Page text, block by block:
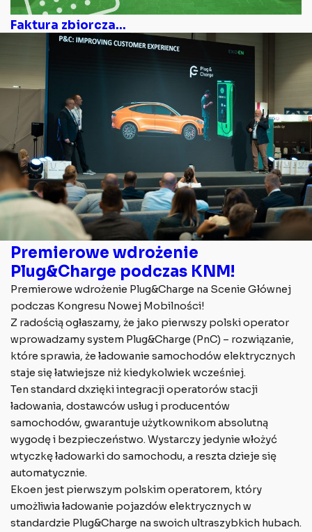
Faktura zbiorcza...
Premierowe wdrożenie
Plug&Charge podczas KNM!
Premierowe wdrożenie Plug&Charge na Scenie Głównej
podczas Kongresu Nowej Mobilności!
Z radością ogłaszamy, że jako pierwszy polski operator
wprowadzamy system Plug&Charge (PnC) – rozwiązanie,
które sprawia, że ładowanie samochodów elektrycznych
staje się łatwiejsze niż kiedykolwiek wcześniej.
Ten standard dxzięki integracji operatorów stacji
ładowania, dostawców usług i producentów
samochodów, gwarantuje użytkownikom absolutną
wygodę i bezpieczeństwo. Wystarczy jedynie włożyć
wtyczkę ładowarki do samochodu, a reszta dzieje się
automatycznie.
Ekoen jest pierwszym polskim operatorem, który
umożliwia ładowanie pojazdów elektrycznych w
standardzie Plug&Charge na swoich ultraszybkich hubach.